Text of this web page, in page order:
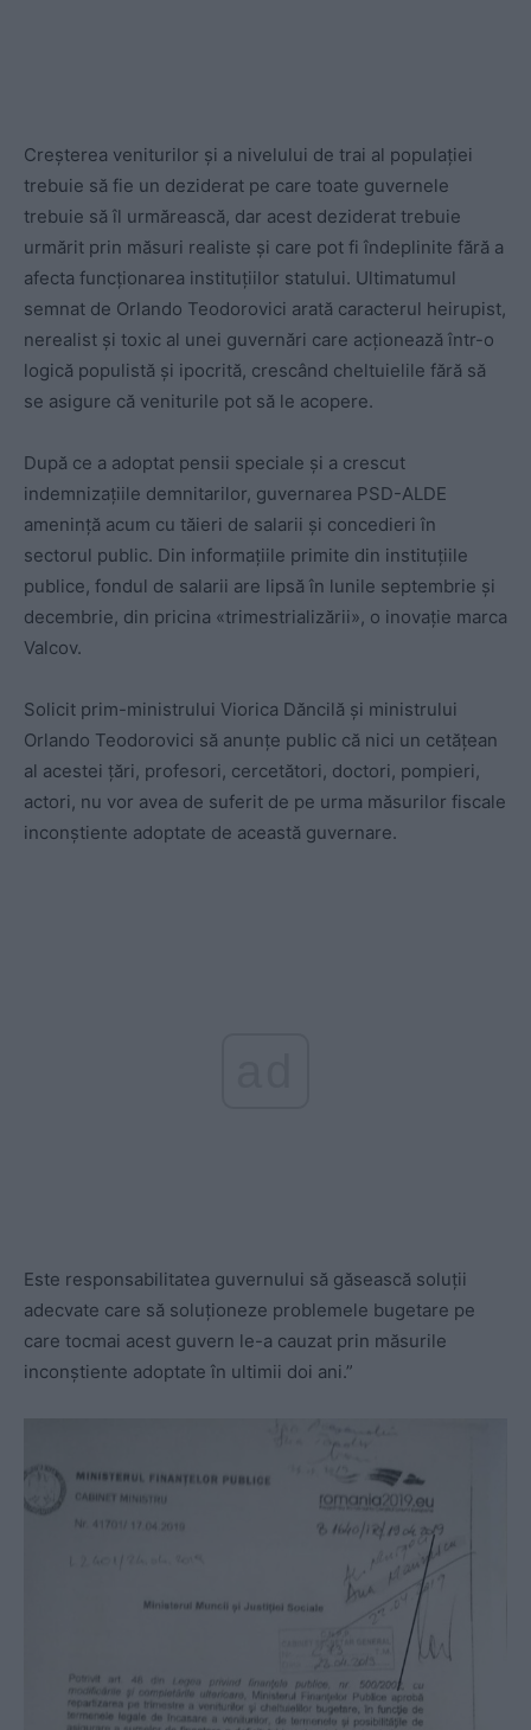
Creșterea veniturilor și a nivelului de trai al populației
trebuie să fie un deziderat pe care toate guvernele
trebuie să îl urmărească, dar acest deziderat trebuie
urmărit prin măsuri realiste și care pot fi îndeplinite fără a
afecta funcționarea instituțiilor statului. Ultimatumul
semnat de Orlando Teodorovici arată caracterul heirupist,
nerealist și toxic al unei guvernări care acționează într-o
logică populistă și ipocrită, crescând cheltuielile fără să
se asigure că veniturile pot să le acopere.
După ce a adoptat pensii speciale și a crescut
indemnizațiile demnitarilor, guvernarea PSD-ALDE
amenință acum cu tăieri de salarii și concedieri în
sectorul public. Din informațiile primite din instituțiile
publice, fondul de salarii are lipsă în lunile septembrie și
decembrie, din pricina «trimestrializării», o inovație marca
Valcov.
Solicit prim-ministrului Viorica Dăncilă și ministrului
Orlando Teodorovici să anunțe public că nici un cetățean
al acestei țări, profesori, cercetători, doctori, pompieri,
actori, nu vor avea de suferit de pe urma măsurilor fiscale
inconștiente adoptate de această guvernare.
Este responsabilitatea guvernului să găsească soluții
adecvate care să soluționeze problemele bugetare pe
care tocmai acest guvern le-a cauzat prin măsurile
inconștiente adoptate în ultimii doi ani.”